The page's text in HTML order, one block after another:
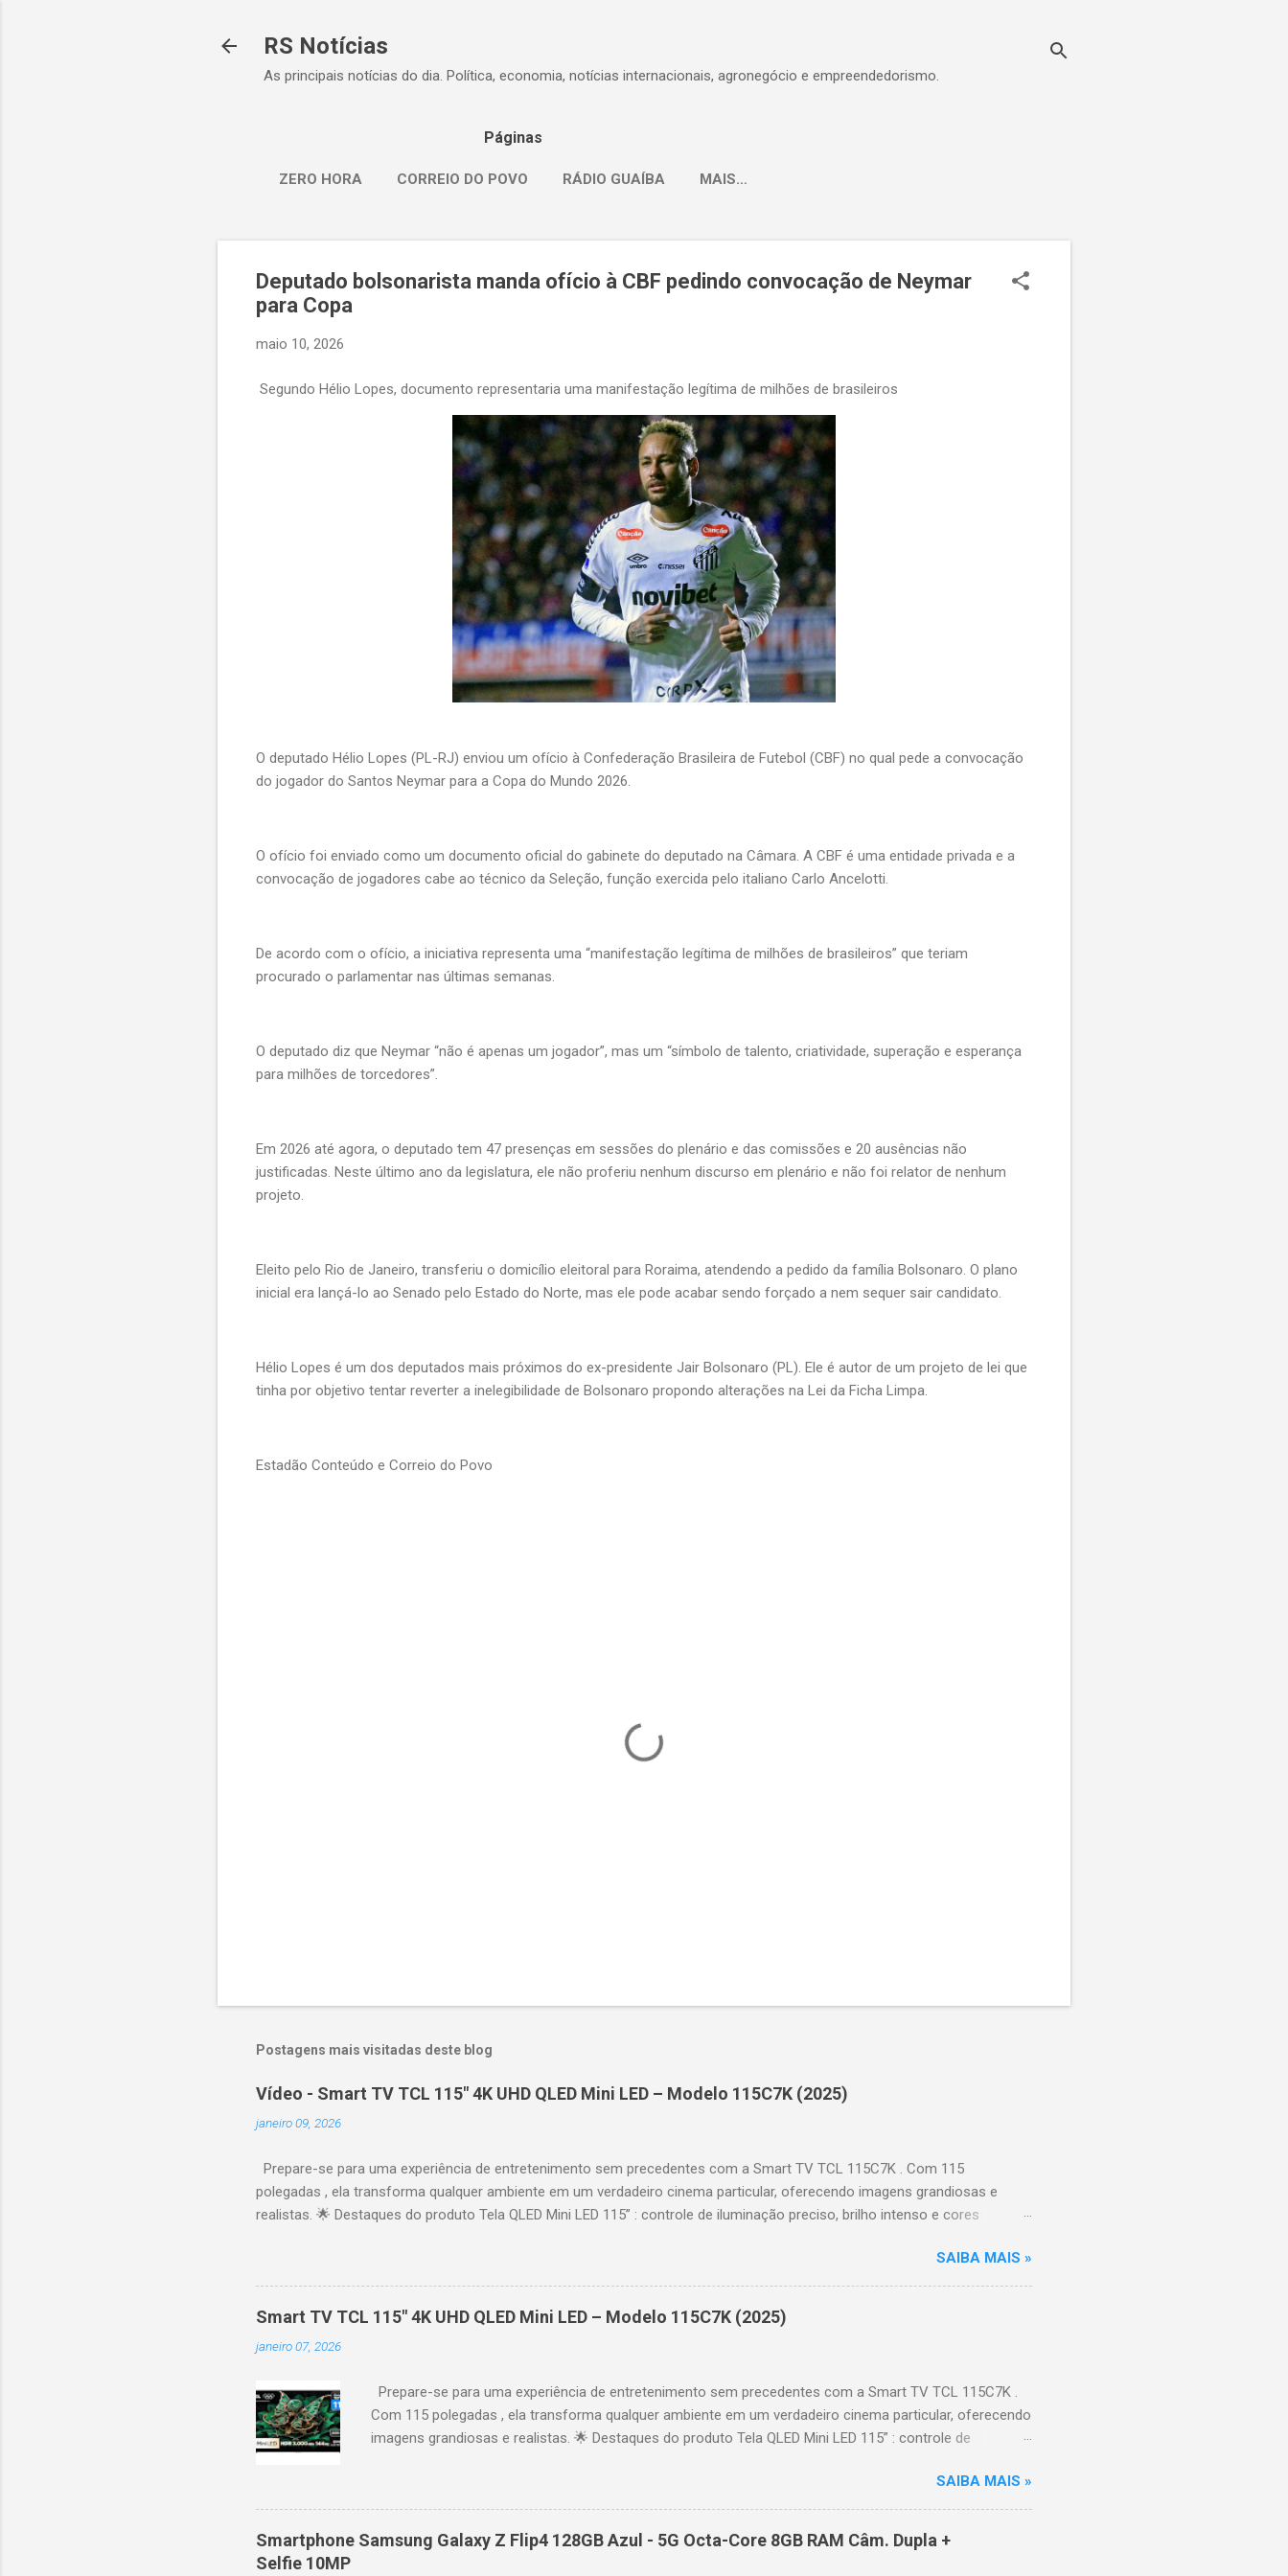
RS Notícias
As principais notícias do dia. Política, economia, notícias internacionais, agronegócio e empreendedorismo.
Páginas
ZERO HORA CORREIO DO POVO RÁDIO GUAÍBA MAIS…
Deputado bolsonarista manda ofício à CBF pedindo convocação de Neymar
para Copa
maio 10, 2026
Segundo Hélio Lopes, documento representaria uma manifestação legítima de milhões de brasileiros
O deputado Hélio Lopes (PL-RJ) enviou um ofício à Confederação Brasileira de Futebol (CBF) no qual pede a convocação
do jogador do Santos Neymar para a Copa do Mundo 2026.
O ofício foi enviado como um documento oficial do gabinete do deputado na Câmara. A CBF é uma entidade privada e a
convocação de jogadores cabe ao técnico da Seleção, função exercida pelo italiano Carlo Ancelotti.
De acordo com o ofício, a iniciativa representa uma “manifestação legítima de milhões de brasileiros” que teriam
procurado o parlamentar nas últimas semanas.
O deputado diz que Neymar “não é apenas um jogador”, mas um “símbolo de talento, criatividade, superação e esperança
para milhões de torcedores”.
Em 2026 até agora, o deputado tem 47 presenças em sessões do plenário e das comissões e 20 ausências não
justificadas. Neste último ano da legislatura, ele não proferiu nenhum discurso em plenário e não foi relator de nenhum
projeto.
Eleito pelo Rio de Janeiro, transferiu o domicílio eleitoral para Roraima, atendendo a pedido da família Bolsonaro. O plano
inicial era lançá-lo ao Senado pelo Estado do Norte, mas ele pode acabar sendo forçado a nem sequer sair candidato.
Hélio Lopes é um dos deputados mais próximos do ex-presidente Jair Bolsonaro (PL). Ele é autor de um projeto de lei que
tinha por objetivo tentar reverter a inelegibilidade de Bolsonaro propondo alterações na Lei da Ficha Limpa.
Estadão Conteúdo e Correio do Povo
Postagens mais visitadas deste blog
Vídeo - Smart TV TCL 115" 4K UHD QLED Mini LED – Modelo 115C7K (2025)
janeiro 09, 2026
Prepare-se para uma experiência de entretenimento sem precedentes com a Smart TV TCL 115C7K . Com 115
polegadas , ela transforma qualquer ambiente em um verdadeiro cinema particular, oferecendo imagens grandiosas e
realistas. 🌟 Destaques do produto Tela QLED Mini LED 115” : controle de iluminação preciso, brilho intenso e cores
desempenho otimizado para imagens e movimentos fluidos. Taxa de atualização nativa de 144Hz (até 240Hz com DLG) :
ideal para esportes e games, garantindo fluidez e resposta imediata. Google TV integrado : interface intuitiva,
recomendações personalizadas e acesso a aplicativos como YouTube, Netflix, Disney+, Prime Video, HBO Max e muito
mais. Google Assistente : comandos de voz para facilitar sua navegação. 📐 Design e dimensões Largura: 256,6 cm |
Altura: 153,8 cm | Profundidade: 44,5 cm Peso: 99,8 kg (229,3 kg com embalagem) Estrutura imponen...
SAIBA MAIS »
Smart TV TCL 115" 4K UHD QLED Mini LED – Modelo 115C7K (2025)
janeiro 07, 2026
Prepare-se para uma experiência de entretenimento sem precedentes com a Smart TV TCL 115C7K .
Com 115 polegadas , ela transforma qualquer ambiente em um verdadeiro cinema particular, oferecendo
imagens grandiosas e realistas. 🌟 Destaques do produto Tela QLED Mini LED 115” : controle de
contraste profundo em cada cena. Processador AiPQ : desempenho otimizado para imagens e
movimentos fluidos. Taxa de atualização nativa de 144Hz (até 240Hz com DLG) : ideal para esportes e
games, garantindo fluidez e resposta imediata. Google TV integrado : interface intuitiva, recomendações
personalizadas e acesso a aplicativos como YouTube, Netflix, Disney+, Prime Video, HBO Max e muito
SAIBA MAIS »
Smartphone Samsung Galaxy Z Flip4 128GB Azul - 5G Octa-Core 8GB RAM Câm. Dupla +
Selfie 10MP